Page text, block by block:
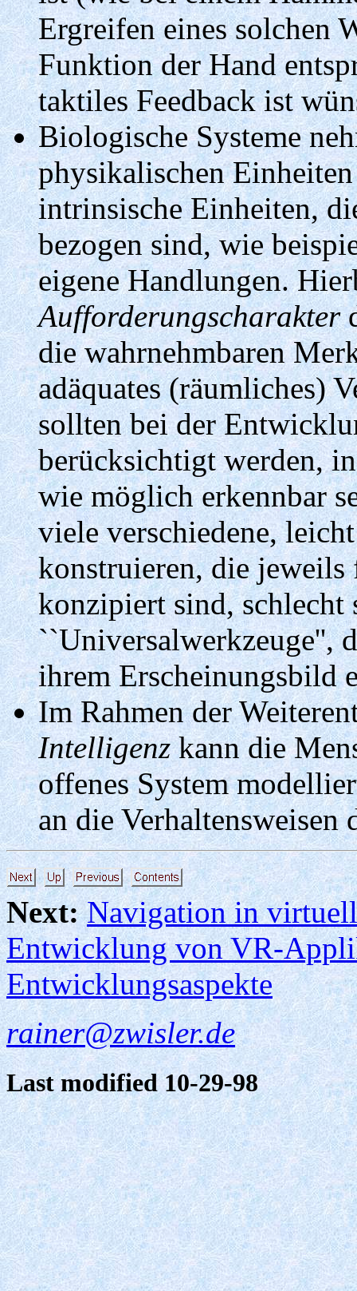
Ergreifen eines solchen
Funktion der Hand
taktiles Feedback ist
Biologische Systeme
physikalischen
intrinsische Einheiten,
bezogen sind, wie
eigene Handlungen.
Aufforderungscharakter
die wahrnehmbaren
adäquates (räumliches)
sollten bei der
berücksichtigt werden,
wie möglich erkennbar
viele verschiedene,
konstruieren, die jeweils
konzipiert sind, schlecht
``Universalwerkzeuge'',
ihrem Erscheinungsbild
Im Rahmen der
Intelligenzkann die
offenes System
an die Verhaltensweisen
Next: Navigation in
Entwicklung von VR-
Entwicklungsaspekte
rainer@zwisler.de
Last modified 10-29-98